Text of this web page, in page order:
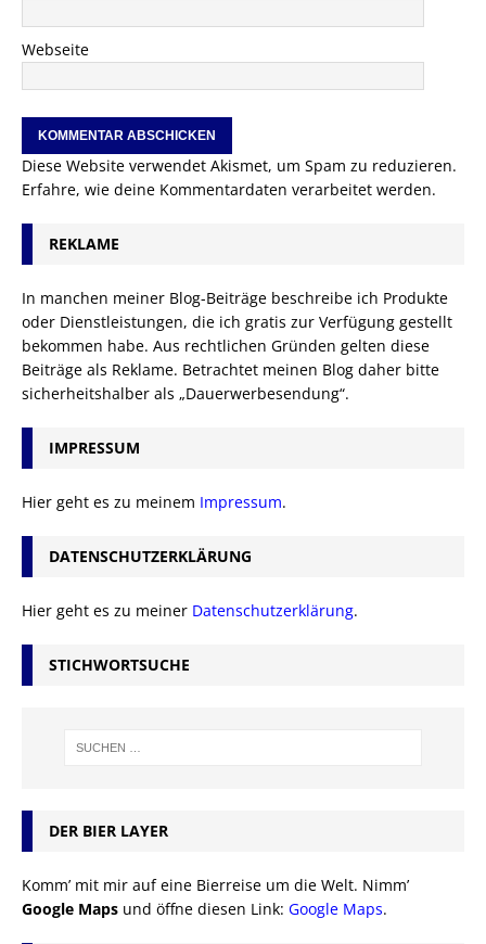
Webseite
Diese Website verwendet Akismet, um Spam zu reduzieren.
Erfahre, wie deine Kommentardaten verarbeitet werden.
REKLAME
In manchen meiner Blog-Beiträge beschreibe ich Produkte
oder Dienstleistungen, die ich gratis zur Verfügung gestellt
bekommen habe. Aus rechtlichen Gründen gelten diese
Beiträge als Reklame. Betrachtet meinen Blog daher bitte
sicherheitshalber als „Dauerwerbesendung“.
IMPRESSUM
Hier geht es zu meinem Impressum.
DATENSCHUTZERKLÄRUNG
Hier geht es zu meiner Datenschutzerklärung.
STICHWORTSUCHE
DER BIER LAYER
Komm’ mit mir auf eine Bierreise um die Welt. Nimm’
Google Maps und öffne diesen Link: Google Maps.